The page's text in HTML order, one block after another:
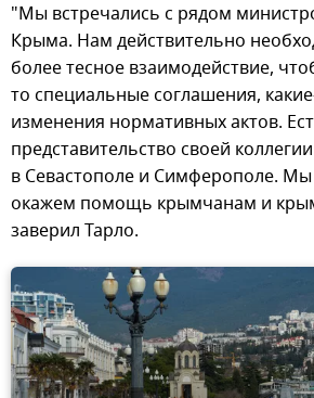
"Мы встречались с рядом
Крыма. Нам действительно
более тесное взаимодействие,
то специальные соглашения,
изменения нормативных актов.
представительство своей
в Севастополе и Симферополе. Мы
окажем помощь крымчанам и
заверил Тарло.